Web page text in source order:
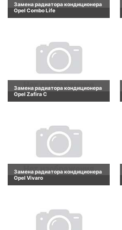
Замена радиатора кондиционера
Opel Combo Life
Замена радиатора кондиционера
Opel Zafira C
Замена радиатора кондиционера
Opel Vivaro